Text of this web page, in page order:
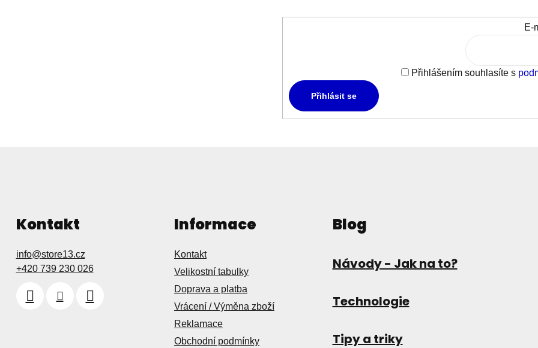
E-
Přihlášením souhlasíte s
Přihlásit se
Kontakt
info@store13.cz
+420 739 230 026
Informace
Kontakt
Velikostní tabulky
Doprava a platba
Vrácení / Výměna zboží
Reklamace
Obchodní podmínky
Blog
Návody - Jak na to?
Technologie
Tipy a triky